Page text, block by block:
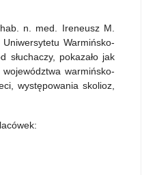
hab. n. med. Ireneusz M.
Warmińsko-
słuchaczy, pokazało jak
warmińsko-
występowania skolioz,